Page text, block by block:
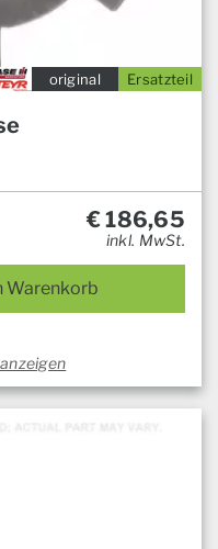
Ersatzteil
original
€186,65
inkl. MwSt.
Warenkorb